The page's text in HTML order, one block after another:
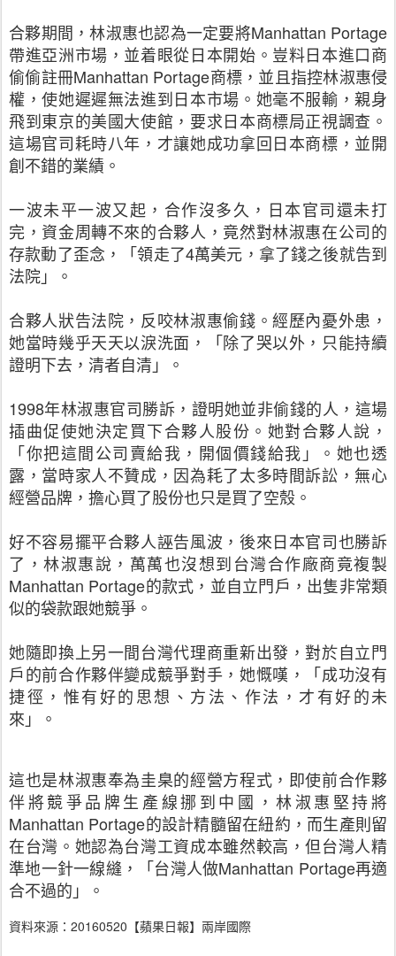
合夥期間，林淑惠也認為一定要將Manhattan Portage
帶進亞洲市場，並着眼從日本開始。豈料日本進口商
偷偷註冊Manhattan Portage商標，並且指控林淑惠侵
權，使她遲遲無法進到日本市場。她毫不服輸，親身
飛到東京的美國大使館，要求日本商標局正視調查。
這場官司耗時八年，才讓她成功拿回日本商標，並開
創不錯的業績。
一波未平一波又起，合作沒多久，日本官司還未打
完，資金周轉不來的合夥人，竟然對林淑惠在公司的
存款動了歪念，「領走了4萬美元，拿了錢之後就告到
法院」。
合夥人狀告法院，反咬林淑惠偷錢。經歷內憂外患，
她當時幾乎天天以淚洗面，「除了哭以外，只能持續
證明下去，清者自清」。
1998年林淑惠官司勝訴，證明她並非偷錢的人，這場
插曲促使她決定買下合夥人股份。她對合夥人說，
「你把這間公司賣給我，開個價錢給我」。她也透
露，當時家人不贊成，因為耗了太多時間訴訟，無心
經營品牌，擔心買了股份也只是買了空殼。
好不容易擺平合夥人誣告風波，後來日本官司也勝訴
了，林淑惠說，萬萬也沒想到台灣合作廠商竟複製
Manhattan Portage的款式，並自立門戶，出隻非常類
似的袋款跟她競爭。
她隨即換上另一間台灣代理商重新出發，對於自立門
戶的前合作夥伴變成競爭對手，她慨嘆，「成功沒有
捷徑，惟有好的思想、方法、作法，才有好的未
來」。
這也是林淑惠奉為圭臬的經營方程式，即使前合作夥
伴將競爭品牌生產線挪到中國，林淑惠堅持將
Manhattan Portage的設計精髓留在紐約，而生產則留
在台灣。她認為台灣工資成本雖然較高，但台灣人精
準地一針一線縫，「台灣人做Manhattan Portage再適
合不過的」。
資料來源：20160520【蘋果日報】兩岸國際